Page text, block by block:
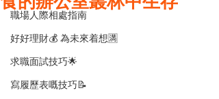
職場人際相處指南
好好理財💰 為未來着想🈵
求職面試技巧🌟
寫履歷表嘅技巧📝